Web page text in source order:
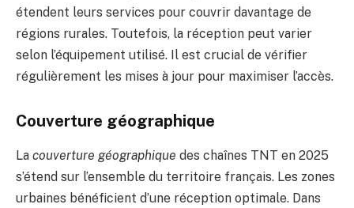
étendent leurs services pour couvrir davantage de
régions rurales. Toutefois, la réception peut varier
selon l’équipement utilisé. Il est crucial de vérifier
régulièrement les mises à jour pour maximiser l’accès.
Couverture géographique
La couverture géographique des chaînes TNT en 2025
s’étend sur l’ensemble du territoire français. Les zones
urbaines bénéficient d’une réception optimale. Dans